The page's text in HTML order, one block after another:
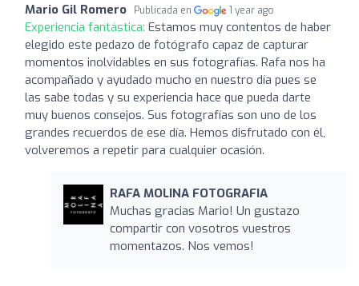
Mario Gil Romero Publicada en 1 year ago
Experiencia fantástica: Estamos muy contentos de haber
elegido este pedazo de fotógrafo capaz de capturar
momentos inolvidables en sus fotografías. Rafa nos ha
acompañado y ayudado mucho en nuestro día pues se
las sabe todas y su experiencia hace que pueda darte
muy buenos consejos. Sus fotografías son uno de los
grandes recuerdos de ese día. Hemos disfrutado con él,
volveremos a repetir para cualquier ocasión.
RAFA MOLINA FOTOGRAFIA
Muchas gracias Mario! Un gustazo
compartir con vosotros vuestros
momentazos. Nos vemos!